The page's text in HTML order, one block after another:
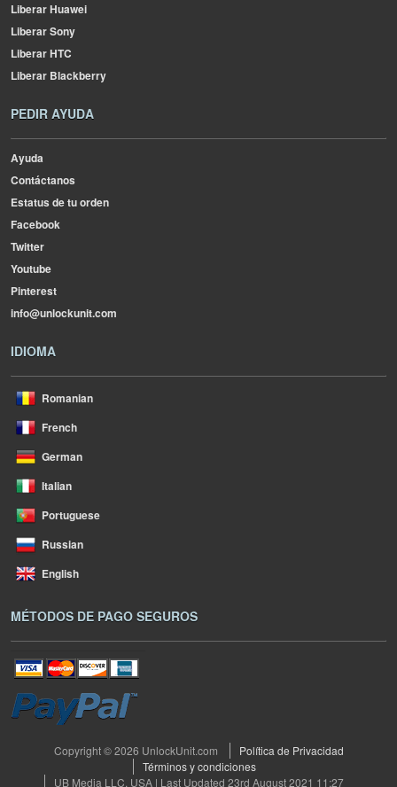
Liberar Huawei
Liberar Sony
Liberar HTC
Liberar Blackberry
PEDIR AYUDA
Ayuda
Contáctanos
Estatus de tu orden
Facebook
Twitter
Youtube
Pinterest
info@unlockunit.com
IDIOMA
Romanian
French
German
Italian
Portuguese
Russian
English
MÉTODOS DE PAGO SEGUROS
Copyright © 2026 UnlockUnit.com
Política de Privacidad
Términos y condiciones
UB Media LLC, USA | Last Updated 23rd August 2021 11:27